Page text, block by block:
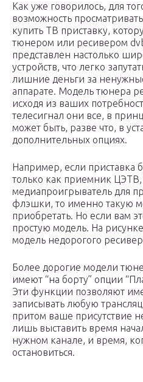
Как уже говорилось, для
возможность
купить ТВ приставку,
тюнером или ресивером
представлен настолько
устройств, что легко
лишние деньги за
аппарате. Модель тюнера
исходя из ваших
телесигнал они все, в
может быть, разве что, в
дополнительных опциях.
Например, если приставка
только как приемник
медиапроигрыватель для
флэшки, то именно такую
приобретать. Но если вам
простую модель. На
модель недорогого
Более дорогие модели
имеют “на борту” опции
Эти функции позволяют
записывать любую
притом ваше присутствие
лишь выставить время
нужном канале, и время,
остановиться.